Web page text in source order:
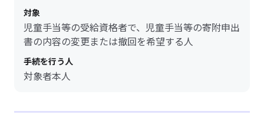
対象
児童手当等の受給資格者で、児童手当等の寄附申出
書の内容の変更または撤回を希望する人
手続を行う人
対象者本人